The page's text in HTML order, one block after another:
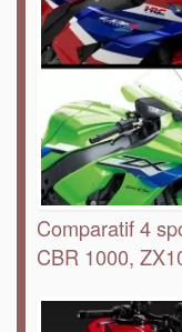
Comparatif 4
CBR 1000,